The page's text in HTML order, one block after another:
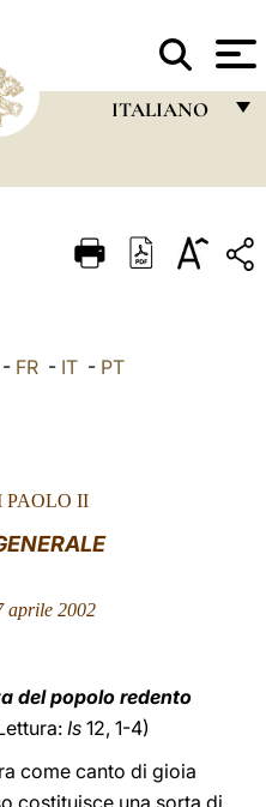
ITALIANO
ITALIANO
- FR - IT - PT
PAOLO II
aprile 2002
del popolo redento
Is 12, 1-4)
come canto di gioia
costituisce una sorta di